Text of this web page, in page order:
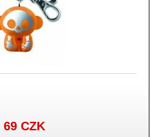
69 CZK